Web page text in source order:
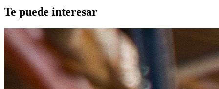
Te puede interesar